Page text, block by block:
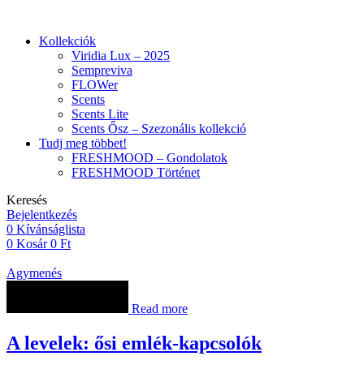
Kollekciók
Viridia Lux – 2025
Sempreviva
FLOWer
Scents
Scents Lite
Scents Ősz – Szezonális kollekció
Tudj meg többet!
FRESHMOOD – Gondolatok
FRESHMOOD Történet
Keresés
Bejelentkezés
0 Kívánságlista
0 Kosár0 Ft
Agymenés
Read more
A levelek: ősi emlék-kapcsolók